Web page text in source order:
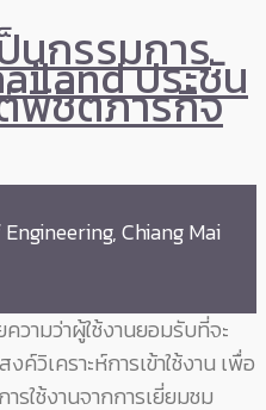
นกรรมการ
ประชัน
พิชิตภารกิจ
Chiang Mai
วามว่าผู้ใช้งานยอมรับที่จะ
ค์วิเคราะห์การเข้าใช้งาน เพื่อ
ใช้งานจากการเยี่ยมชม